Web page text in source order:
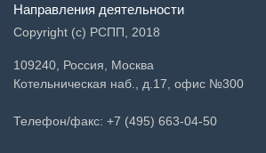
Направления деятельности
Copyright (c) РСПП, 2018
109240, Россия, Москва
Котельническая наб., д.17, офис №300
Телефон/факс: +7 (495) 663-04-50